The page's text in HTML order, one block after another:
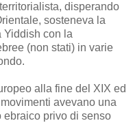
disperando
sosteneva la
Yiddish con la
(non stati) in varie
alla fine del XIX ed
avevano una
ebraico privo di senso